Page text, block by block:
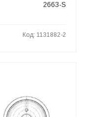
2663-S
Код: 1131882-2